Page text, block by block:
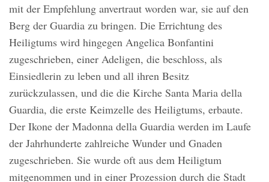
mit der Empfehlung anvertraut worden war, sie auf den
Berg der Guardia zu bringen. Die Errichtung des
Heiligtums wird hingegen Angelica Bonfantini
zugeschrieben, einer Adeligen, die beschloss, als
Einsiedlerin zu leben und all ihren Besitz
zurückzulassen, und die die Kirche Santa Maria della
Guardia, die erste Keimzelle des Heiligtums, erbaute.
Der Ikone der Madonna della Guardia werden im Laufe
der Jahrhunderte zahlreiche Wunder und Gnaden
zugeschrieben. Sie wurde oft aus dem Heiligtum
mitgenommen und in einer Prozession durch die Stadt